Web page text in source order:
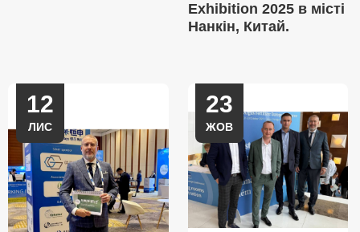
Exhibition 2025 в місті
Нанкін, Китай.
12
ЛИС
23
ЖОВ